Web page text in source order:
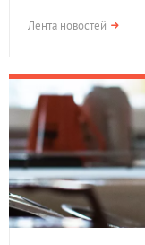
Лента новостей